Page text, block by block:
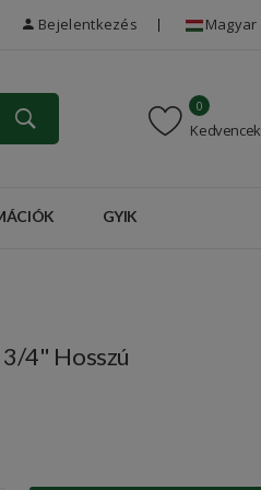
Bejelentkezés Magyar
Kedvencek
0
GYIK
4" Hosszú